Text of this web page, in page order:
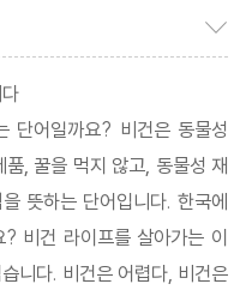
단어일까요? 비건은 동물성
, 꿀을 먹지 않고, 동물성 재
뜻하는 단어입니다. 한국에
비건 라이프를 살아가는 이
니다. 비건은 어렵다, 비건은